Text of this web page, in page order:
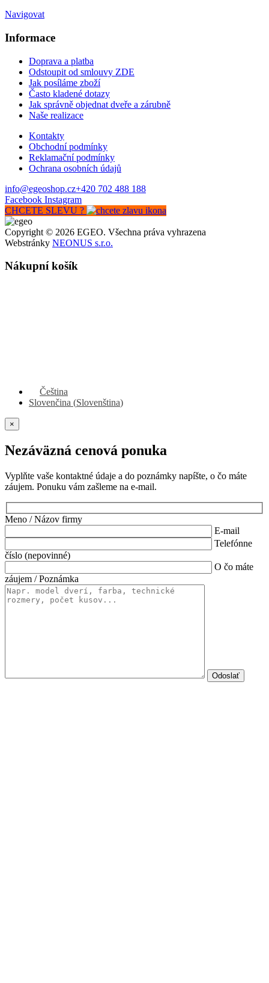
Navigovat
Informace
Doprava a platba
Odstoupit od smlouvy ZDE
Jak posíláme zboží
Často kladené dotazy
Jak správně objednat dveře a zárubně
Naše realizace
Kontakty
Obchodní podmínky
Reklamační podmínky
Ochrana osobních údajů
info@egeoshop.cz+420 702 488 188
Facebook Instagram
CHCETE SLEVU ?
Copyright © 2026 EGEO. Všechna práva vyhrazena
Webstránky NEONUS s.r.o.
Nákupní košík
Čeština
Slovenčina (Slovenština)
×
Nezáväzná cenová ponuka
Vyplňte vaše kontaktné údaje a do poznámky napíšte, o čo máte
záujem. Ponuku vám zašleme na e-mail.
Meno / Názov firmy
E-mail
Telefónne
číslo (nepovinné)
O čo máte
záujem / Poznámka